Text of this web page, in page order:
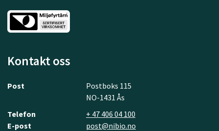
Kontakt oss
Post
Postboks 115
NO-1431 Ås
Telefon
+ 47 406 04 100
E-post
post@nibio.no